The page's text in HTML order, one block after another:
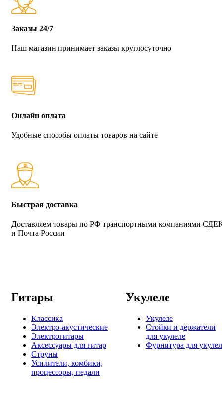
Заказы 24/7
Наш магазин принимает заказы круглосуточно
Онлайн оплата
Удобные способы оплаты товаров на сайте
Быстрая доставка
Доставляем товары по РФ транспортными компаниями
и Почта России
Гитары
Классика
Электро-акустические
Электрогитары
Аксессуары для гитар
Струны
Усилители, комбики,
процессоры, педали
Укулеле
Укулеле
Стойки и держатели
для укулеле
Фурнитура для